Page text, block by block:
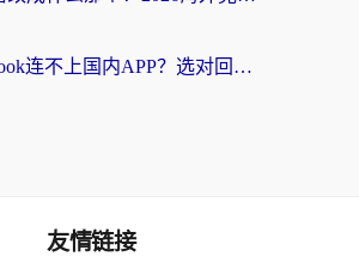
海外MacBook连不上国内APP？选对回国VPN，告别地区限制的烦恼
友情链接